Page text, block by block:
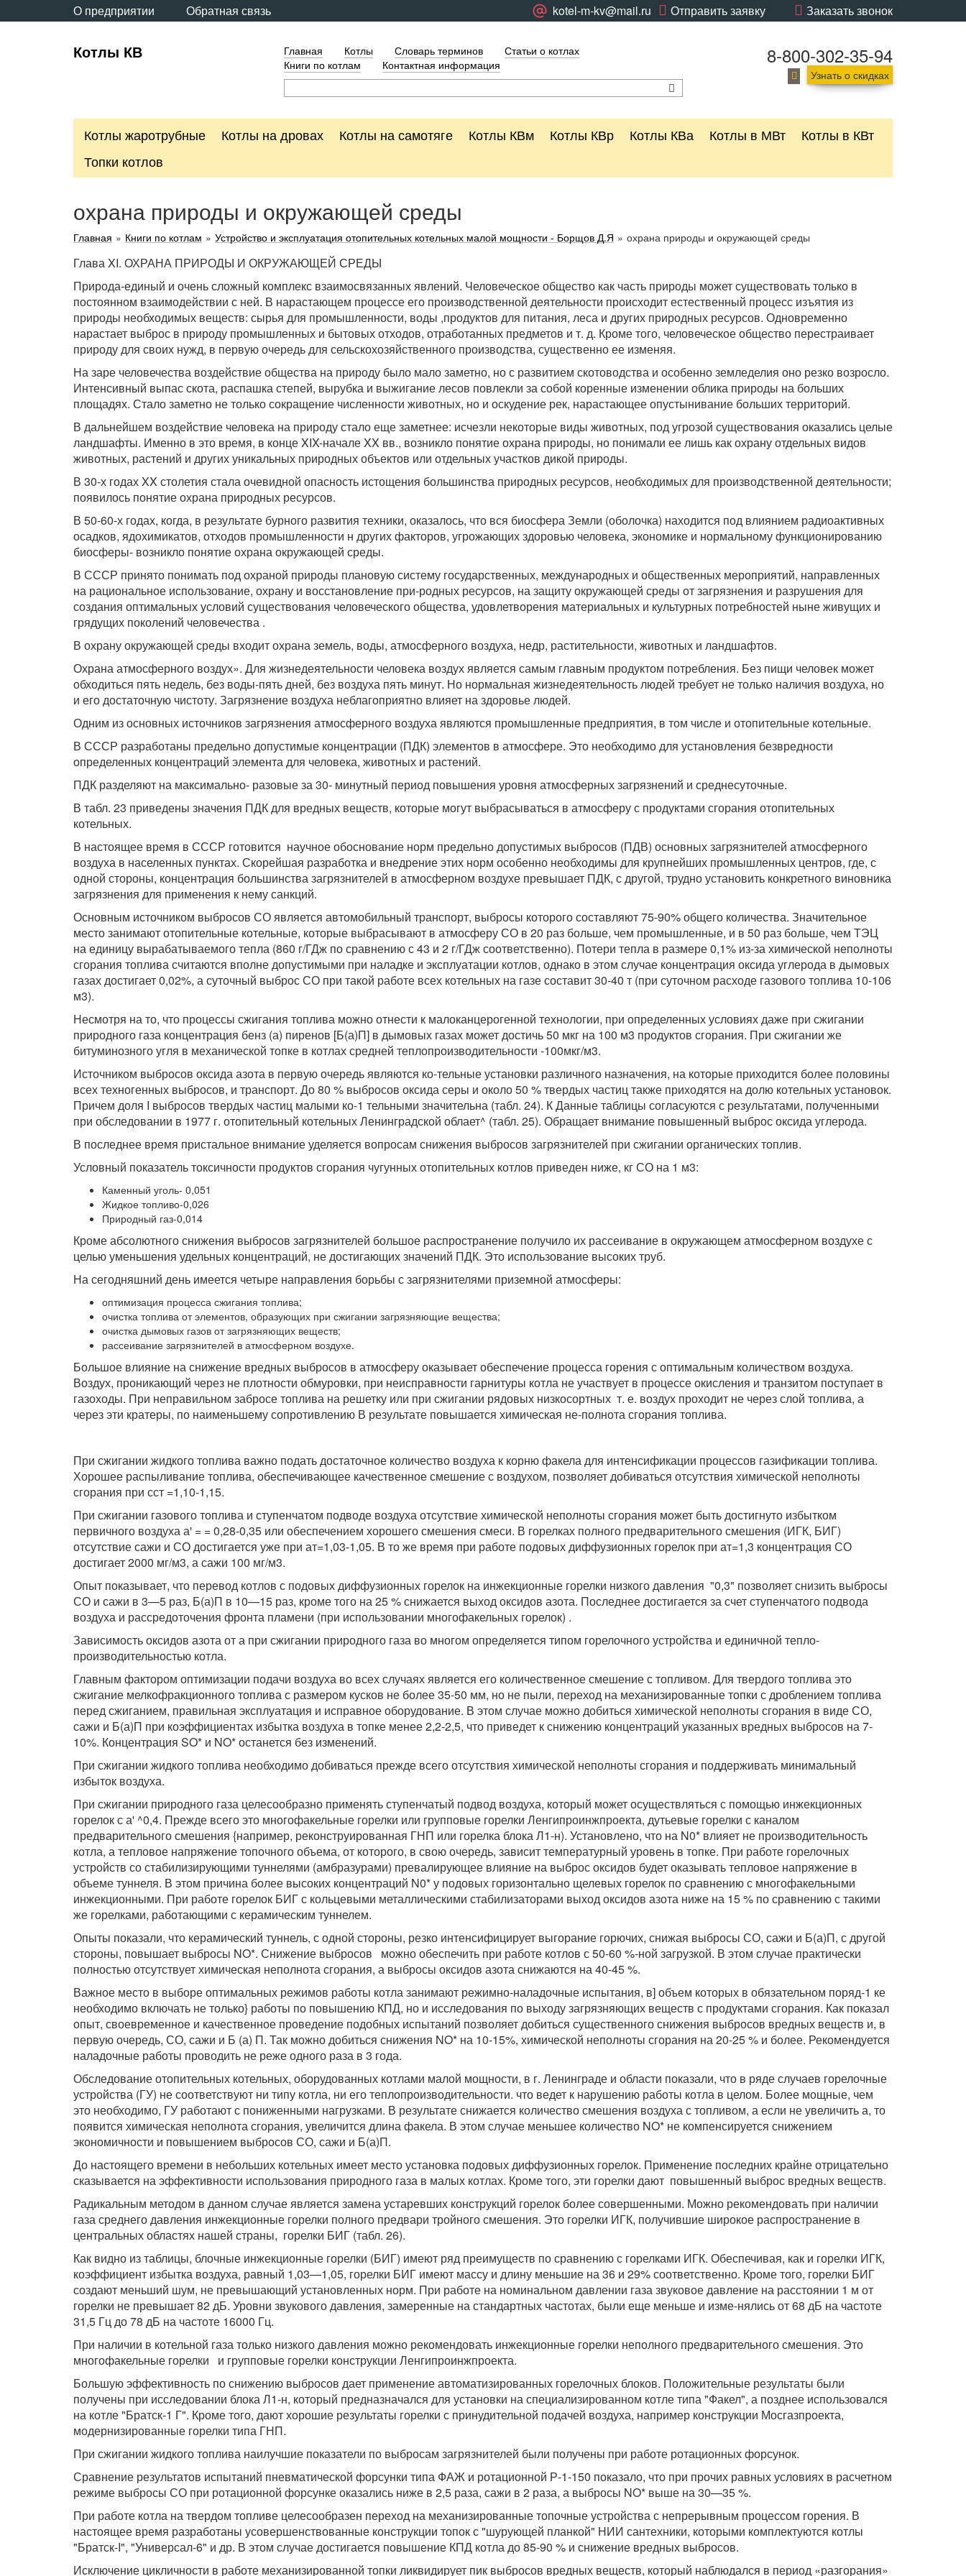
О предприятии Обратная связь Заказать звонок
Отправить заявку
kotel-m-kv@mail.ru
Котлы КВ Главная Котлы Словарь терминов
Статьи о котлах
Книги по котлам
Контактная информация 8-800-302-35-94
Узнать о скидках
Котлы жаротрубные Котлы на дровах Котлы на самотяге Котлы КВм Котлы КВр Котлы КВа Котлы в МВт
Котлы в КВт
Топки котлов
охрана природы и окружающей среды
Главная » Книги по котлам » Устройство и эксплуатация отопительных котельных малой мощности - Борщов Д.Я » охрана природы и окружающей среды
Глава XI. ОХРАНА ПРИРОДЫ И ОКРУЖАЮЩЕЙ СРЕДЫ
Природа-единый и очень сложный комплекс взаимосвязанных явлений. Человеческое общество как часть природы может существовать только в
постоянном взаимодействии с ней. В нарастающем процессе его производственной деятельности происходит естественный процесс изъятия из
природы необходимых веществ: сырья для промышленности, воды ,продуктов для питания, леса и других природных ресурсов. Одновременно
нарастает выброс в природу промышленных и бытовых отходов, отработанных предметов и т. д. Кроме того, человеческое общество перестраивает
природу для своих нужд, в первую очередь для сельскохозяйственного производства, существенно ее изменяя.
На заре человечества воздействие общества на природу было мало заметно, но с развитием скотоводства и особенно земледелия оно резко возросло.
Интенсивный выпас скота, распашка степей, вырубка и выжигание лесов повлекли за собой коренные изменении облика природы на больших
площадях. Стало заметно не только сокращение численности животных, но и оскудение рек, нарастающее опустынивание больших территорий.
В дальнейшем воздействие человека на природу стало еще заметнее: исчезли некоторые виды животных, под угрозой существования оказались целые
ландшафты. Именно в это время, в конце XIX-начале XX вв., возникло понятие охрана природы, но понимали ее лишь как охрану отдельных видов
животных, растений и других уникальных природных объектов или отдельных участков дикой природы.
В 30-х годах XX столетия стала очевидной опасность истощения большинства природных ресурсов, необходимых для производственной деятельности;
появилось понятие охрана природных ресурсов.
В 50-60-х годах, когда, в результате бурного развития техники, оказалось, что вся биосфера Земли (оболочка) находится под влиянием радиоактивных
осадков, ядохимикатов, отходов промышленности н других факторов, угрожающих здоровью человека, экономике и нормальному функционированию
биосферы- возникло понятие охрана окружающей среды.
В СССР принято понимать под охраной природы плановую систему государственных, международных и общественных мероприятий, направленных
на рациональное использование, охрану и восстановление при-родных ресурсов, на защиту окружающей среды от загрязнения и разрушения для
создания оптимальных условий существования человеческого общества, удовлетворения материальных и культурных потребностей ныне живущих и
грядущих поколений человечества .
В охрану окружающей среды входит охрана земель, воды, атмосферного воздуха, недр, растительности, животных и ландшафтов.
Охрана атмосферного воздух». Для жизнедеятельности человека воздух является самым главным продуктом потребления. Без пищи человек может
обходиться пять недель, без воды-пять дней, без воздуха пять минут. Но нормальная жизнедеятельность людей требует не только наличия воздуха, но
и его достаточную чистоту. Загрязнение воздуха неблагоприятно влияет на здоровье людей.
Одним из основных источников загрязнения атмосферного воздуха являются промышленные предприятия, в том числе и отопительные котельные.
В СССР разработаны предельно допустимые концентрации (ПДК) элементов в атмосфере. Это необходимо для установления безвредности
определенных концентраций элемента для человека, животных и растений.
ПДК разделяют на максимально- разовые за 30- минутный период повышения уровня атмосферных загрязнений и среднесуточные.
В табл. 23 приведены значения ПДК для вредных веществ, которые могут выбрасываться в атмосферу с продуктами сгорания отопительных
котельных.
В настоящее время в СССР готовится научное обоснование норм предельно допустимых выбросов (ПДВ) основных загрязнителей атмосферного
воздуха в населенных пунктах. Скорейшая разработка и внедрение этих норм особенно необходимы для крупнейших промышленных центров, где, с
одной стороны, концентрация большинства загрязнителей в атмосферном воздухе превышает ПДК, с другой, трудно установить конкретного виновника
загрязнения для применения к нему санкций.
Основным источником выбросов СО является автомобильный транспорт, выбросы которого составляют 75-90% общего количества. Значительное
место занимают отопительные котельные, которые выбрасывают в атмосферу СО в 20 раз больше, чем промышленные, и в 50 раз больше, чем ТЭЦ
на единицу вырабатываемого тепла (860 г/ГДж по сравнению с 43 и 2 г/ГДж соответственно). Потери тепла в размере 0,1% из-за химической неполноты
сгорания топлива считаются вполне допустимыми при наладке и эксплуатации котлов, однако в этом случае концентрация оксида углерода в дымовых
газах достигает 0,02%, а суточный выброс СО при такой работе всех котельных на газе составит 30-40 т (при суточном расходе газового топлива 10-106
м3).
Несмотря на то, что процессы сжигания топлива можно отнести к малоканцерогенной технологии, при определенных условиях даже при сжигании
природного газа концентрация бенз (а) пиренов [Б(а)П] в дымовых газах может достичь 50 мкг на 100 м3 продуктов сгорания. При сжигании же
битуминозного угля в механической топке в котлах средней теплопроизводительности -100мкг/м3.
Источником выбросов оксида азота в первую очередь являются ко-тельные установки различного назначения, на которые приходится более половины
всех техногенных выбросов, и транспорт. До 80 % выбросов оксида серы и около 50 % твердых частиц также приходятся на долю котельных установок.
Причем доля I выбросов твердых частиц малыми ко-1 тельными значительна (табл. 24). К Данные таблицы согласуются с результатами, полученными
при обследовании в 1977 г. отопительный котельных Ленинградской облает^ (табл. 25). Обращает внимание повышенный выброс оксида углерода.
В последнее время пристальное внимание уделяется вопросам снижения выбросов загрязнителей при сжигании органических топлив.
Условный показатель токсичности продуктов сгорания чугунных отопительных котлов приведен ниже, кг СО на 1 м3:
Каменный уголь- 0,051
Жидкое топливо-0,026
Природный газ-0,014
Кроме абсолютного снижения выбросов загрязнителей большое распространение получило их рассеивание в окружающем атмосферном воздухе с
целью уменьшения удельных концентраций, не достигающих значений ПДК. Это использование высоких труб.
На сегодняшний день имеется четыре направления борьбы с загрязнителями приземной атмосферы:
оптимизация процесса сжигания топлива;
очистка топлива от элементов, образующих при сжигании загрязняющие вещества;
очистка дымовых газов от загрязняющих веществ;
рассеивание загрязнителей в атмосферном воздухе.
Большое влияние на снижение вредных выбросов в атмосферу оказывает обеспечение процесса горения с оптимальным количеством воздуха.
Воздух, проникающий через не плотности обмуровки, при неисправности гарнитуры котла не участвует в процессе окисления и транзитом поступает в
газоходы. При неправильном забросе топлива на решетку или при сжигании рядовых низкосортных т. е. воздух проходит не через слой топлива, а
через эти кратеры, по наименьшему сопротивлению В результате повышается химическая не-полнота сгорания топлива.
При сжигании жидкого топлива важно подать достаточное количество воздуха к корню факела для интенсификации процессов газификации топлива.
Хорошее распыливание топлива, обеспечивающее качественное смешение с воздухом, позволяет добиваться отсутствия химической неполноты
сгорания при сст =1,10-1,15.
При сжигании газового топлива и ступенчатом подводе воздуха отсутствие химической неполноты сгорания может быть достигнуто избытком
первичного воздуха а' = = 0,28-0,35 или обеспечением хорошего смешения смеси. В горелках полного предварительного смешения (ИГК, БИГ)
отсутствие сажи и СО достигается уже при ат=1,03-1,05. В то же время при работе подовых диффузионных горелок при ат=1,3 концентрация СО
достигает 2000 мг/м3, а сажи 100 мг/м3.
Опыт показывает, что перевод котлов с подовых диффузионных горелок на инжекционные горелки низкого давления "0,3" позволяет снизить выбросы
СО и сажи в 3—5 раз, Б(а)П в 10—15 раз, кроме того на 25 % снижается выход оксидов азота. Последнее достигается за счет ступенчатого подвода
воздуха и рассредоточения фронта пламени (при использовании многофакельных горелок) .
Зависимость оксидов азота от а при сжигании природного газа во многом определяется типом горелочного устройства и единичной тепло-
производительностью котла.
Главным фактором оптимизации подачи воздуха во всех случаях является его количественное смешение с топливом. Для твердого топлива это
сжигание мелкофракционного топлива с размером кусков не более 35-50 мм, но не пыли, переход на механизированные топки с дроблением топлива
перед сжиганием, правильная эксплуатация и исправное оборудование. В этом случае можно добиться химической неполноты сгорания в виде СО,
сажи и Б(а)П при коэффициентах избытка воздуха в топке менее 2,2-2,5, что приведет к снижению концентраций указанных вредных выбросов на 7-
10%. Концентрация SO* и NO* останется без изменений.
При сжигании жидкого топлива необходимо добиваться прежде всего отсутствия химической неполноты сгорания и поддерживать минимальный
избыток воздуха.
При сжигании природного газа целесообразно применять ступенчатый подвод воздуха, который может осуществляться с помощью инжекционных
горелок с а' ^0,4. Прежде всего это многофакельные горелки или групповые горелки Ленгипроинжпроекта, дутьевые горелки с каналом
предварительного смешения {например, реконструированная ГНП или горелка блока Л1-н). Установлено, что на N0* влияет не производительность
котла, а тепловое напряжение топочного объема, от которого, в свою очередь, зависит температурный уровень в топке. При работе горелочных
устройств со стабилизирующими туннелями (амбразурами) превалирующее влияние на выброс оксидов будет оказывать тепловое напряжение в
объеме туннеля. В этом причина более высоких концентраций N0* у подовых горизонтально щелевых горелок по сравнению с многофакельными
инжекционными. При работе горелок БИГ с кольцевыми металлическими стабилизаторами выход оксидов азота ниже на 15 % по сравнению с такими
же горелками, работающими с керамическим туннелем.
Опыты показали, что керамический туннель, с одной стороны, резко интенсифицирует выгорание горючих, снижая выбросы СО, сажи и Б(а)П, с другой
стороны, повышает выбросы NO*. Снижение выбросов можно обеспечить при работе котлов с 50-60 %-ной загрузкой. В этом случае практически
полностью отсутствует химическая неполнота сгорания, а выбросы оксидов азота снижаются на 40-45 %.
Важное место в выборе оптимальных режимов работы котла занимают режимно-наладочные испытания, в] объем которых в обязательном поряд-1 ке
необходимо включать не только} работы по повышению КПД, но и исследования по выходу загрязняющих веществ с продуктами сгорания. Как показал
опыт, своевременное и качественное проведение подобных испытаний позволяет добиться существенного снижения выбросов вредных веществ и, в
первую очередь, СО, сажи и Б (а) П. Так можно добиться снижения NO* на 10-15%, химической неполноты сгорания на 20-25 % и более. Рекомендуется
наладочные работы проводить не реже одного раза в 3 года.
Обследование отопительных котельных, оборудованных котлами малой мощности, в г. Ленинграде и области показали, что в ряде случаев горелочные
устройства (ГУ) не соответствуют ни типу котла, ни его теплопроизводительности. что ведет к нарушению работы котла в целом. Более мощные, чем
это необходимо, ГУ работают с пониженными нагрузками. В результате снижается количество смешения воздуха с топливом, а если не увеличить а, то
появится химическая неполнота сгорания, увеличится длина факела. В этом случае меньшее количество NO* не компенсируется снижением
экономичности и повышением выбросов СО, сажи и Б(а)П.
До настоящего времени в небольших котельных имеет место установка подовых диффузионных горелок. Применение последних крайне отрицательно
сказывается на эффективности использования природного газа в малых котлах. Кроме того, эти горелки дают повышенный выброс вредных веществ.
Радикальным методом в данном случае является замена устаревших конструкций горелок более совершенными. Можно рекомендовать при наличии
газа среднего давления инжекционные горелки полного предвари тройного смешения. Это горелки ИГК, получившие широкое распространение в
центральных областях нашей страны, горелки БИГ (табл. 26).
Как видно из таблицы, блочные инжекционные горелки (БИГ) имеют ряд преимуществ по сравнению с горелками ИГК. Обеспечивая, как и горелки ИГК,
коэффициент избытка воздуха, равный 1,03—1,05, горелки БИГ имеют массу и длину меньшие на 36 и 29% соответственно. Кроме того, горелки БИГ
создают меньший шум, не превышающий установленных норм. При работе на номинальном давлении газа звуковое давление на расстоянии 1 м от
горелки не превышает 82 дБ. Уровни звукового давления, замеренные на стандартных частотах, были еще меньше и изме-нялись от 68 дБ на частоте
31,5 Гц до 78 дБ на частоте 16000 Гц.
При наличии в котельной газа только низкого давления можно рекомендовать инжекционные горелки неполного предварительного смешения. Это
многофакельные горелки и групповые горелки конструкции Ленгипроинжпроекта.
Большую эффективность по снижению выбросов дает применение автоматизированных горелочных блоков. Положительные результаты были
получены при исследовании блока Л1-н, который предназначался для установки на специализированном котле типа "Факел", а позднее использовался
на котле "Братск-1 Г". Кроме того, дают хорошие результаты горелки с принудительной подачей воздуха, например конструкции Мосгазпроекта,
модернизированные горелки типа ГНП.
При сжигании жидкого топлива наилучшие показатели по выбросам загрязнителей были получены при работе ротационных форсунок.
Сравнение результатов испытаний пневматической форсунки типа ФАЖ и ротационной Р-1-150 показало, что при прочих равных условиях в расчетном
режиме выбросы СО при ротационной форсунке оказались ниже в 2,5 раза, сажи в 2 раза, а выбросы NO* выше на 30—35 %.
При работе котла на твердом топливе целесообразен переход на механизированные топочные устройства с непрерывным процессом горения. В
настоящее время разработаны усовершенствованные конструкции топок с "шурующей планкой" НИИ сантехники, которыми комплектуются котлы
"Братск-I", "Универсал-6" и др. В этом случае достигается повышение КПД котла до 85-90 % и снижение вредных выбросов.
Исключение цикличности в работе механизированной топки ликвидирует пик выбросов вредных веществ, который наблюдался в период «разгорания»